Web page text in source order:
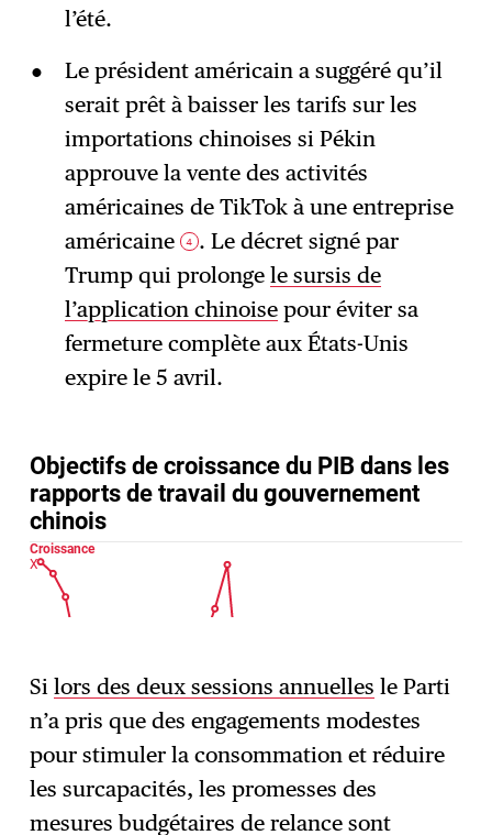
l’été.
Le président américain a suggéré qu’il
serait prêt à baisser les tarifs sur les
importations chinoises si Pékin
approuve la vente des activités
américaines de TikTok à une entreprise
américaine
4 . Le décret signé par
Trump qui prolonge le sursis de
l’application chinoisepour éviter sa
fermeture complète aux États-Unis
expire le 5 avril.
Silors des deux sessions annuelles le Parti
n’a pris que des engagements modestes
pour stimuler la consommation et réduire
les surcapacités, les promesses des
mesures budgétaires de relance sont